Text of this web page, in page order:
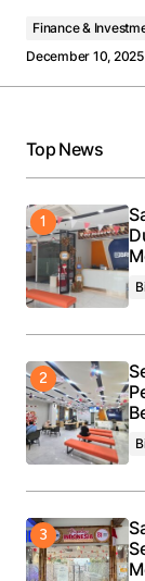
Save
for the
Submit
Finance &
December 10, 2025
Top News